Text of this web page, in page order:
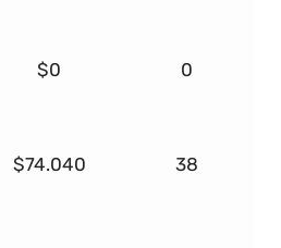
$0 0
$74.040 38